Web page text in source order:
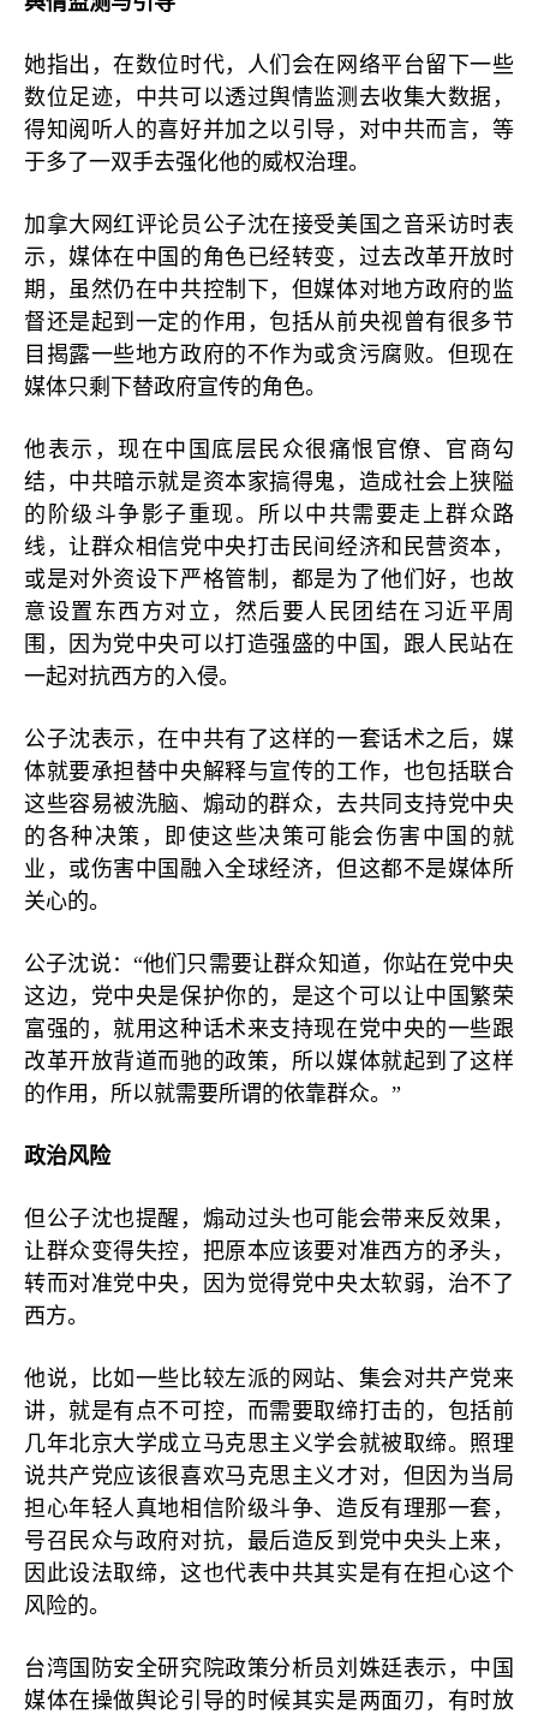
她指出，在数位时代，人们会在网络平台留下一些
数位足迹，中共可以透过舆情监测去收集大数据，
得知阅听人的喜好并加之以引导，对中共而言，等
于多了一双手去强化他的威权治理。
加拿大网红评论员公子沈在接受美国之音采访时表
示，媒体在中国的角色已经转变，过去改革开放时
期，虽然仍在中共控制下，但媒体对地方政府的监
督还是起到一定的作用，包括从前央视曾有很多节
目揭露一些地方政府的不作为或贪污腐败。但现在
媒体只剩下替政府宣传的角色。
他表示，现在中国底层民众很痛恨官僚、官商勾
结，中共暗示就是资本家搞得鬼，造成社会上狭隘
的阶级斗争影子重现。所以中共需要走上群众路
线，让群众相信党中央打击民间经济和民营资本，
或是对外资设下严格管制，都是为了他们好，也故
意设置东西方对立，然后要人民团结在习近平周
围，因为党中央可以打造强盛的中国，跟人民站在
一起对抗西方的入侵。
公子沈表示，在中共有了这样的一套话术之后，媒
体就要承担替中央解释与宣传的工作，也包括联合
这些容易被洗脑、煽动的群众，去共同支持党中央
的各种决策，即使这些决策可能会伤害中国的就
业，或伤害中国融入全球经济，但这都不是媒体所
关心的。
公子沈说：“他们只需要让群众知道，你站在党中央
这边，党中央是保护你的，是这个可以让中国繁荣
富强的，就用这种话术来支持现在党中央的一些跟
改革开放背道而驰的政策，所以媒体就起到了这样
的作用，所以就需要所谓的依靠群众。”
政治风险
但公子沈也提醒，煽动过头也可能会带来反效果，
让群众变得失控，把原本应该要对准西方的矛头，
转而对准党中央，因为觉得党中央太软弱，治不了
西方。
他说，比如一些比较左派的网站、集会对共产党来
讲，就是有点不可控，而需要取缔打击的，包括前
几年北京大学成立马克思主义学会就被取缔。照理
说共产党应该很喜欢马克思主义才对，但因为当局
担心年轻人真地相信阶级斗争、造反有理那一套，
号召民众与政府对抗，最后造反到党中央头上来，
因此设法取缔，这也代表中共其实是有在担心这个
风险的。
台湾国防安全研究院政策分析员刘姝廷表示，中国
媒体在操做舆论引导的时候其实是两面刃，有时放